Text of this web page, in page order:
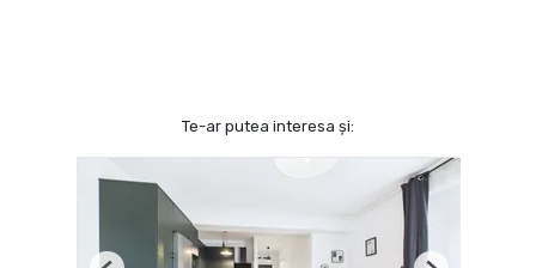
Te-ar putea interesa și: